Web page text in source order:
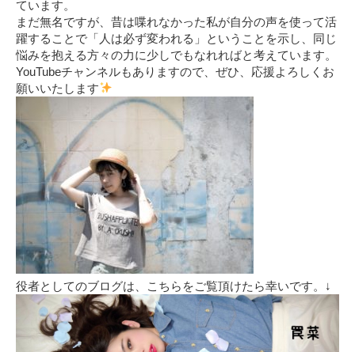
ています。
まだ無名ですが、昔は喋れなかった私が自分の声を使って活
躍することで「人は必ず変われる」ということを示し、同じ
悩みを抱える方々の力に少しでもなれればと考えています。
YouTubeチャンネルもありますので、ぜひ、応援よろしくお
願いいたします
役者としてのブログは、こちらをご覧頂けたら幸いです。↓